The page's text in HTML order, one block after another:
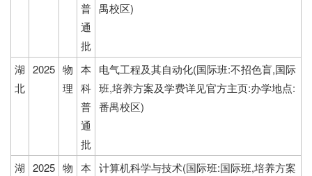
普
通
批
禺校区)
湖
北
2025 物
理
本
科
普
通
批
电气工程及其自动化(国际班:不招色盲,国际
班,培养方案及学费详见官方主页:办学地点:
番禺校区)
湖 2025 物 本 计算机科学与技术(国际班:国际班,培养方案